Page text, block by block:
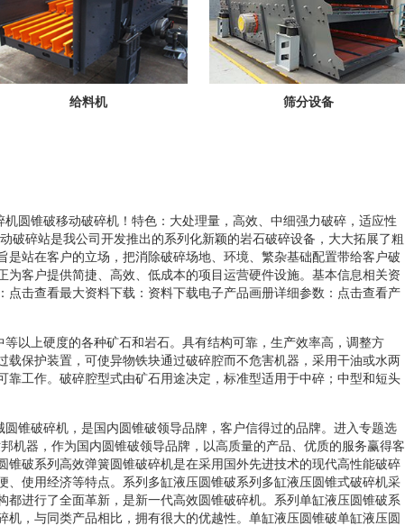
给料机 筛分设备
圆锥破移动破碎机！特色：大处理量，高效、中细强力破碎，适应性
破碎站是我公司开发推出的系列化新颖的岩石破碎设备，大大拓展了粗
是站在客户的立场，把消除破碎场地、环境、繁杂基础配置带给客户破
为客户提供简捷、高效、低成本的项目运营硬件设施。基本信息相关资
点击查看最大资料下载：资料下载电子产品画册详细参数：点击查看产
以上硬度的各种矿石和岩石。具有结构可靠，生产效率高，调整方
载保护装置，可使异物铁块通过破碎腔而不危害机器，采用干油或水两
靠工作。破碎腔型式由矿石用途决定，标准型适用于中碎；中型和短头
锥破碎机，是国内圆锥破领导品牌，客户信得过的品牌。进入专题选
机器，作为国内圆锥破领导品牌，以高质量的产品、优质的服务赢得客
锥破系列高效弹簧圆锥破碎机是在采用国外先进技术的现代高性能破碎
、使用经济等特点。系列多缸液压圆锥破系列多缸液压圆锥式破碎机采
都进行了全面革新，是新一代高效圆锥破碎机。系列单缸液压圆锥破系
机，与同类产品相比，拥有很大的优越性。单缸液压圆锥破单缸液压圆